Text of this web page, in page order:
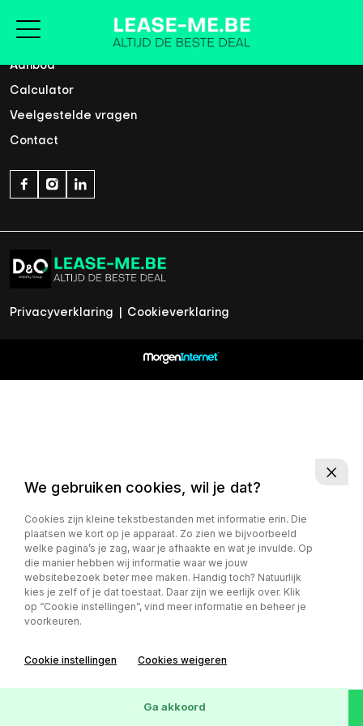
Home
Aanbod
Calculator
Veelgestelde vragen
Contact
Privacyverklaring Cookieverklaring
We gebruiken cookies, wil je dat?
Cookies zijn kleine tekstbestanden met informatie erin. Die
plaatsen we kort op je apparaat. Zo zien we bijvoorbeeld
welke pagina’s je zag, waar je afhaakte en wat je invulde. Op
die manier hebben wij informatie waar we jouw
websitebezoek beter mee maken. Handig toch? Natuurlijk
kies je zelf of je dat toestaat. Daar zijn we eerlijk over. Klik
op “Cookie instellingen”, vind meer informatie en beheer je
voorkeuren.
Cookie instellingen Cookies weigeren
Ga akkoord